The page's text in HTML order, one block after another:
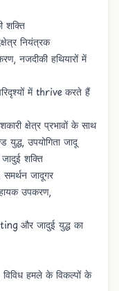
शक्ति
नियंत्रक
नजदीकी हथियारों में
में thrive करते हैं
क्षेत्र प्रभावों के साथ
युद्ध, उपयोगिता जादू
जादुई शक्ति
जादूगर
उपकरण,
और जादुई युद्ध का
हमले के विकल्पों के